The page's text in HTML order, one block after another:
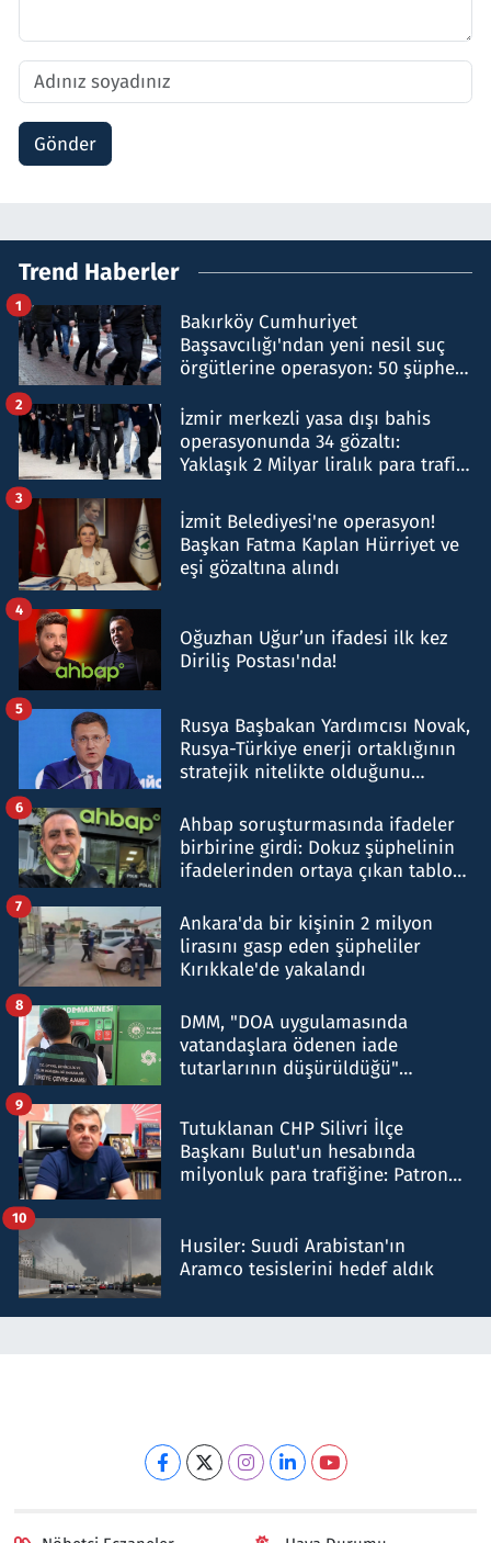
Gönder
Trend Haberler
Bakırköy Cumhuriyet
Başsavcılığı'ndan yeni nesil suç
örgütlerine operasyon: 50 şüpheli
1
İzmir merkezli yasa dışı bahis
operasyonunda 34 gözaltı:
Yaklaşık 2 Milyar liralık para trafiği
2
İzmit Belediyesi'ne operasyon!
Başkan Fatma Kaplan Hürriyet ve
eşi gözaltına alındı
3
Oğuzhan Uğur’un ifadesi ilk kez
Diriliş Postası'nda!
4
Rusya Başbakan Yardımcısı Novak,
Rusya-Türkiye enerji ortaklığının
stratejik nitelikte olduğunu
5
Ahbap soruşturmasında ifadeler
birbirine girdi: Dokuz şüphelinin
ifadelerinden ortaya çıkan tablo
6
Ankara'da bir kişinin 2 milyon
lirasını gasp eden şüpheliler
Kırıkkale'de yakalandı
7
DMM, "DOA uygulamasında
vatandaşlara ödenen iade
tutarlarının düşürüldüğü"
8
Tutuklanan CHP Silivri İlçe
Başkanı Bulut'un hesabında
milyonluk para trafiğine: Patron
9
Husiler: Suudi Arabistan'ın
Aramco tesislerini hedef aldık
10